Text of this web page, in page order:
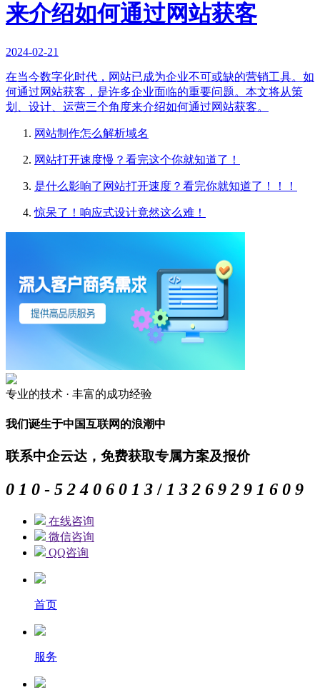
来介绍如何通过网站获客
2024-02-21
在当今数字化时代，网站已成为企业不可或缺的营销工具。如
何通过网站获客，是许多企业面临的重要问题。本文将从策
划、设计、运营三个角度来介绍如何通过网站获客。
网站制作怎么解析域名
网站打开速度慢？看完这个你就知道了！
是什么影响了网站打开速度？看完你就知道了！！！
惊呆了！响应式设计竟然这么难！
专业的技术 · 丰富的成功经验
我们诞生于中国互联网的浪潮中
联系中企云达，免费获取专属方案及报价
0 1 0 - 5 2 4 0 6 0 1 3 / 1 3 2 6 9 2 9 1 6 0 9
在线咨询
微信咨询
QQ咨询
首页
服务